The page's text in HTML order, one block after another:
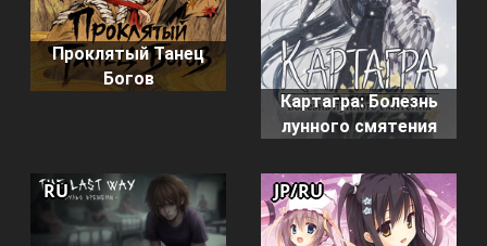
Проклятый Танец
Богов
Картагра: Болезнь
лунного смятения
RU JP/RU